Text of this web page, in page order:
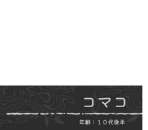
い？
がゲームの魅力を画面や操作の
ていく、硬派で骨太な評論連載